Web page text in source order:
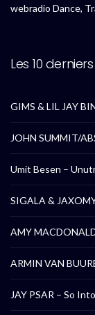
webradio Dance,
Les 10
GIMS & LIL JAY
JOHN SUMMIT/
Umit Besen –
SIGALA &
AMY
ARMIN VAN
JAY PSAR – So